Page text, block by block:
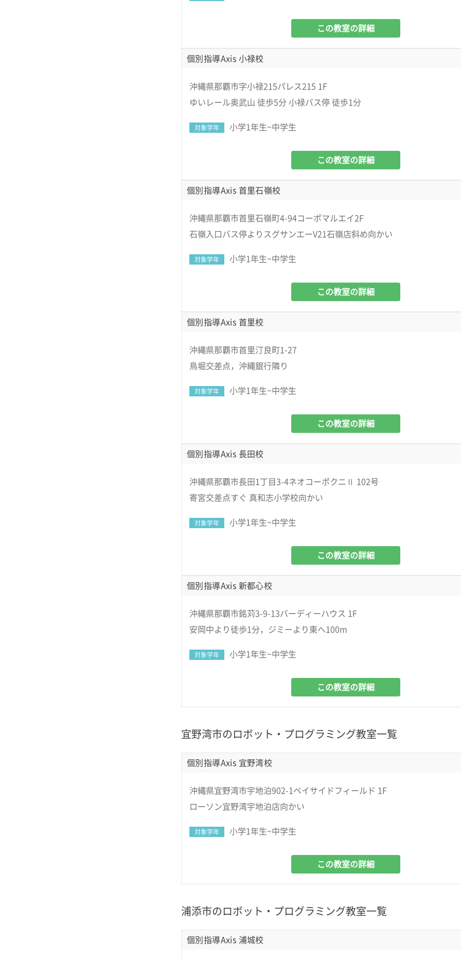
この教室の詳細
個別指導Axis 小禄校
沖縄県那覇市字小禄215パレス215 1F
ゆいレール奥武山 徒歩5分 小禄バス停 徒歩1分
対象学年 小学1年生~中学生
この教室の詳細
個別指導Axis 首里石嶺校
沖縄県那覇市首里石嶺町4-94コーポマルエイ2F
石嶺入口バス停よりスグサンエーV21石嶺店斜め向かい
対象学年 小学1年生~中学生
この教室の詳細
個別指導Axis 首里校
沖縄県那覇市首里汀良町1-27
鳥堀交差点，沖縄銀行隣り
対象学年 小学1年生~中学生
この教室の詳細
個別指導Axis 長田校
沖縄県那覇市長田1丁目3-4ネオコーポクニⅡ 102号
寄宮交差点すぐ 真和志小学校向かい
対象学年 小学1年生~中学生
この教室の詳細
個別指導Axis 新都心校
沖縄県那覇市銘苅3-9-13バーディーハウス 1F
安岡中より徒歩1分，ジミーより東へ100m
対象学年 小学1年生~中学生
この教室の詳細
宜野湾市のロボット・プログラミング教室一覧
個別指導Axis 宜野湾校
沖縄県宜野湾市宇地泊902-1ベイサイドフィールド 1F
ローソン宜野湾宇地泊店向かい
対象学年 小学1年生~中学生
この教室の詳細
浦添市のロボット・プログラミング教室一覧
個別指導Axis 浦城校